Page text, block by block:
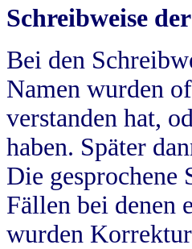
Schreibweise
Bei den
Namen wurden
verstanden hat,
haben. Später
Die
Fällen bei denen
wurden